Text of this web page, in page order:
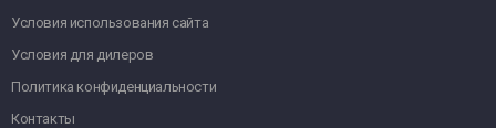
Условия использования сайта
Условия для дилеров
Политика конфиденциальности
Контакты